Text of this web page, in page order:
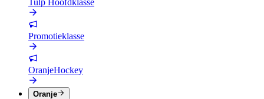
Promotieklasse
OranjeHockey
Oranje